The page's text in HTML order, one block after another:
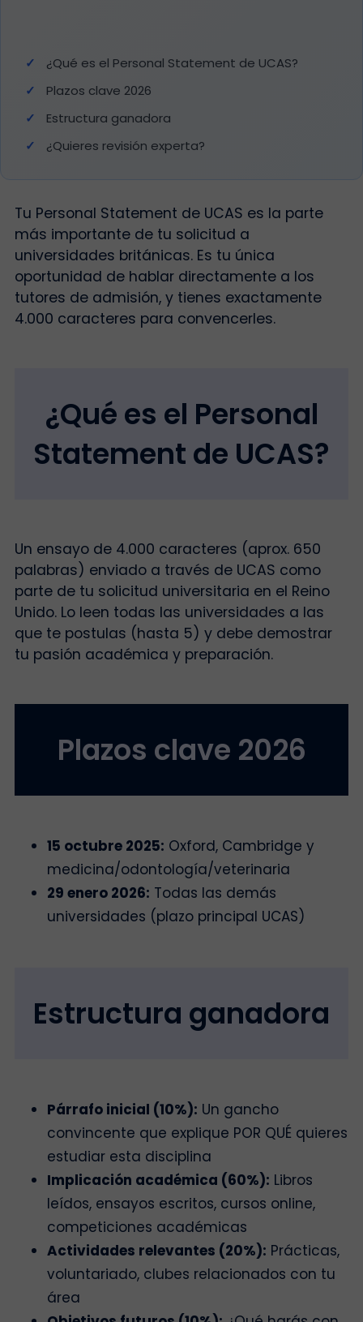
¿Qué es el Personal Statement de UCAS?
Plazos clave 2026
Estructura ganadora
¿Quieres revisión experta?
Tu Personal Statement de UCAS es la parte
más importante de tu solicitud a
universidades británicas. Es tu única
oportunidad de hablar directamente a los
tutores de admisión, y tienes exactamente
4.000 caracteres para convencerles.
¿Qué es el Personal
Statement de UCAS?
Un ensayo de 4.000 caracteres (aprox. 650
palabras) enviado a través de UCAS como
parte de tu solicitud universitaria en el Reino
Unido. Lo leen todas las universidades a las
que te postulas (hasta 5) y debe demostrar
tu pasión académica y preparación.
Plazos clave 2026
15 octubre 2025: Oxford, Cambridge y
medicina/odontología/veterinaria
29 enero 2026: Todas las demás
universidades (plazo principal UCAS)
Estructura ganadora
Párrafo inicial (10%): Un gancho
convincente que explique POR QUÉ quieres
estudiar esta disciplina
Implicación académica (60%): Libros
leídos, ensayos escritos, cursos online,
competiciones académicas
Actividades relevantes (20%): Prácticas,
voluntariado, clubes relacionados con tu
área